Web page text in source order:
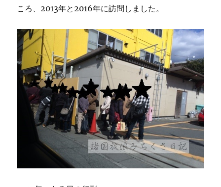
ころ、2013年と2016年に訪問しました。